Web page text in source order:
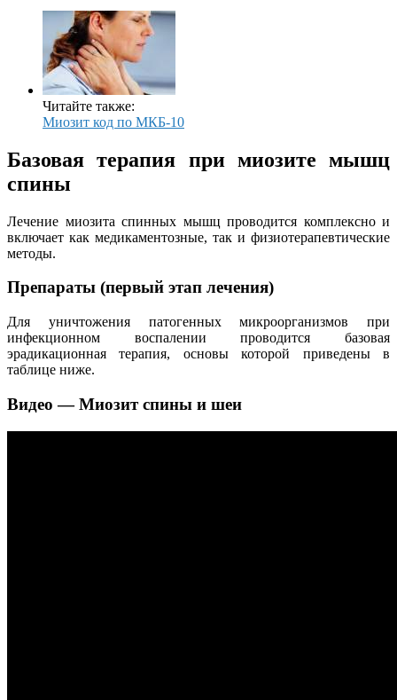
Читайте также:
Миозит код по МКБ-10
Базовая терапия при миозите мышц
спины
Лечение миозита спинных мышц проводится комплексно и
включает как медикаментозные, так и физиотерапевтические
методы.
Препараты (первый этап лечения)
Для уничтожения патогенных микроорганизмов при
инфекционном воспалении проводится базовая
эрадикационная терапия, основы которой приведены в
таблице ниже.
Видео — Миозит спины и шеи